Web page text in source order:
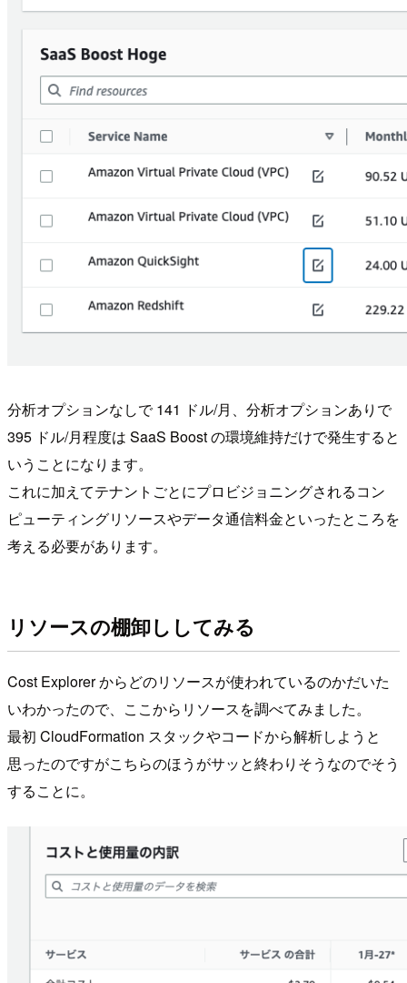
分析オプションなしで 141 ドル/月、分析オプションありで
395 ドル/月程度は SaaS Boost の環境維持だけで発生すると
いうことになります。
これに加えてテナントごとにプロビジョニングされるコン
ピューティングリソースやデータ通信料金といったところを
考える必要があります。
リソースの棚卸ししてみる
Cost Explorer からどのリソースが使われているのかだいた
いわかったので、ここからリソースを調べてみました。
最初 CloudFormation スタックやコードから解析しようと
思ったのですがこちらのほうがサッと終わりそうなのでそう
することに。